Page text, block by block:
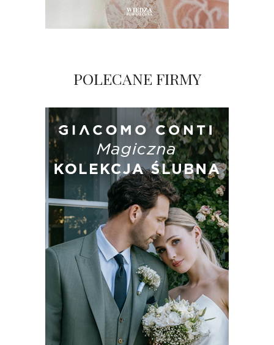
POLECANE FIRMY